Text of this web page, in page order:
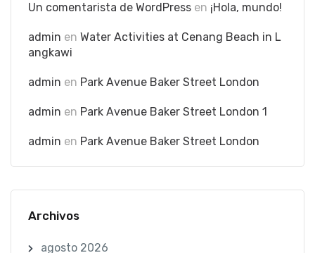
Un comentarista de WordPress en ¡Hola, mundo!
admin en Water Activities at Cenang Beach in L
angkawi
admin en Park Avenue Baker Street London
admin en Park Avenue Baker Street London 1
admin en Park Avenue Baker Street London
Archivos
agosto 2026